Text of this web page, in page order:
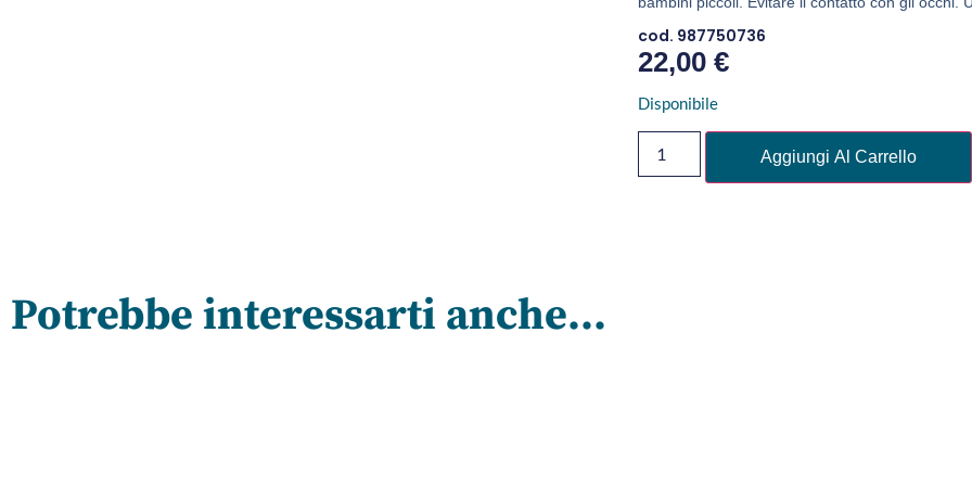
cod. 987750736
22,00 €
Disponibile
Aggiungi Al Carrello
Potrebbe interessarti anche...